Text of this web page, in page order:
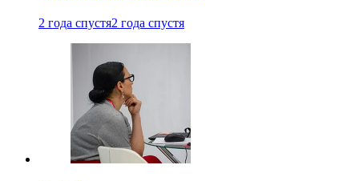
2 года спустя2 года спустя